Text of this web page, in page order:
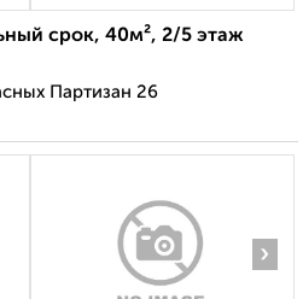
срок, 40м², 2/5 этаж
Партизан 26
›